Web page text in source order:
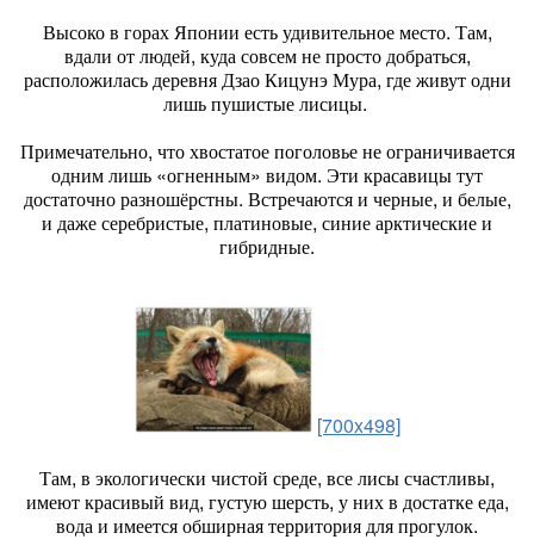
Высоко в горах Японии есть удивительное место. Там,
вдали от людей, куда совсем не просто добраться,
расположилась деревня Дзао Кицунэ Мура, где живут одни
лишь пушистые лисицы.
Примечательно, что хвостатое поголовье не ограничивается
одним лишь «огненным» видом. Эти красавицы тут
достаточно разношёрстны. Встречаются и черные, и белые,
и даже серебристые, платиновые, синие арктические и
гибридные.
[700x498]
Там, в экологически чистой среде, все лисы счастливы,
имеют красивый вид, густую шерсть, у них в достатке еда,
вода и имеется обширная территория для прогулок.